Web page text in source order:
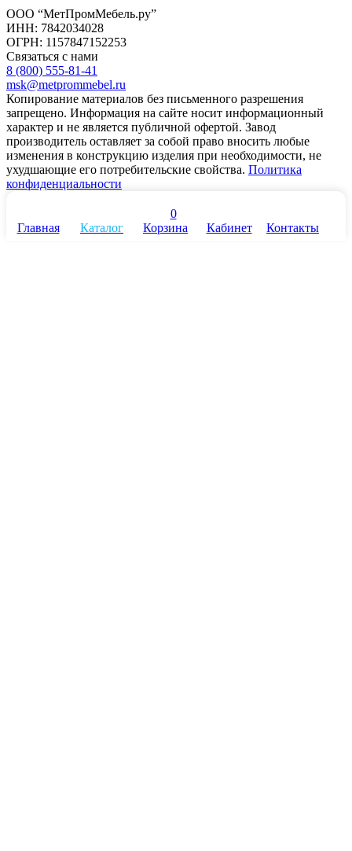
ООО “МетПромМебель.ру”
ИНН: 7842034028
ОГРН: 1157847152253
Связаться с нами
8 (800) 555-81-41
msk@metprommebel.ru
Копирование материалов без письменного разрешения
запрещено. Информация на сайте носит информационный
характер и не является публичной офертой. Завод
производитель оставляет за собой право вносить любые
изменения в конструкцию изделия при необходимости, не
ухудшающие его потребительские свойства. Политика
конфиденциальности
Главная Каталог
0
Корзина
Кабинет Контакты